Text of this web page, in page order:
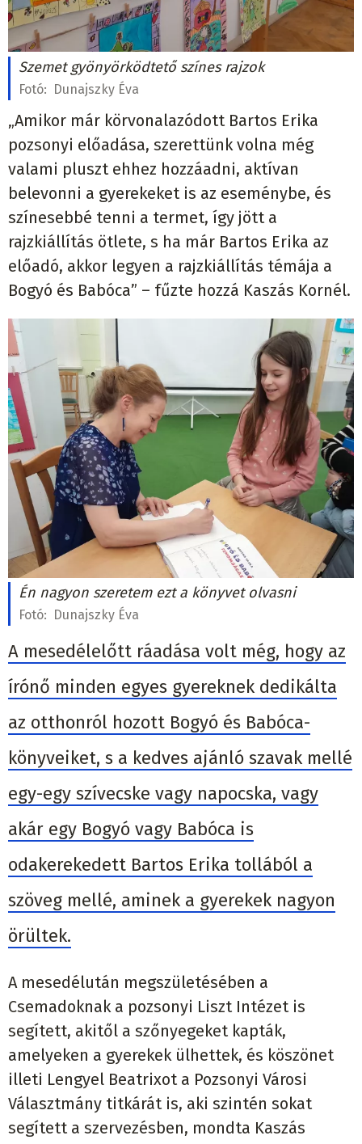
Szemet gyönyörködtető színes rajzok
Fotó: Dunajszky Éva
„Amikor már körvonalazódott Bartos Erika
pozsonyi előadása, szerettünk volna még
valami pluszt ehhez hozzáadni, aktívan
belevonni a gyerekeket is az eseménybe, és
színesebbé tenni a termet, így jött a
rajzkiállítás ötlete, s ha már Bartos Erika az
előadó, akkor legyen a rajzkiállítás témája a
Bogyó és Babóca” – fűzte hozzá Kaszás Kornél.
Én nagyon szeretem ezt a könyvet olvasni
Fotó: Dunajszky Éva
A mesedélelőtt ráadása volt még, hogy az
írónő minden egyes gyereknek dedikálta
az otthonról hozott Bogyó és Babóca-
könyveiket, s a kedves ajánló szavak mellé
egy-egy szívecske vagy napocska, vagy
akár egy Bogyó vagy Babóca is
odakerekedett Bartos Erika tollából a
szöveg mellé, aminek a gyerekek nagyon
örültek.
A mesedélután megszületésében a
Csemadoknak a pozsonyi Liszt Intézet is
segített, akitől a szőnyegeket kapták,
amelyeken a gyerekek ülhettek, és köszönet
illeti Lengyel Beatrixot a Pozsonyi Városi
Választmány titkárát is, aki szintén sokat
segített a szervezésben, mondta Kaszás